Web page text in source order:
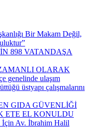
Bir Makam Değil,
898 VATANDAŞA
OLARAK
genelinde ulaşım
üstyapı çalışmalarını
GIDA GÜVENLİĞİ
ETE EL KONULDU
İçin Av. İbrahim Halil